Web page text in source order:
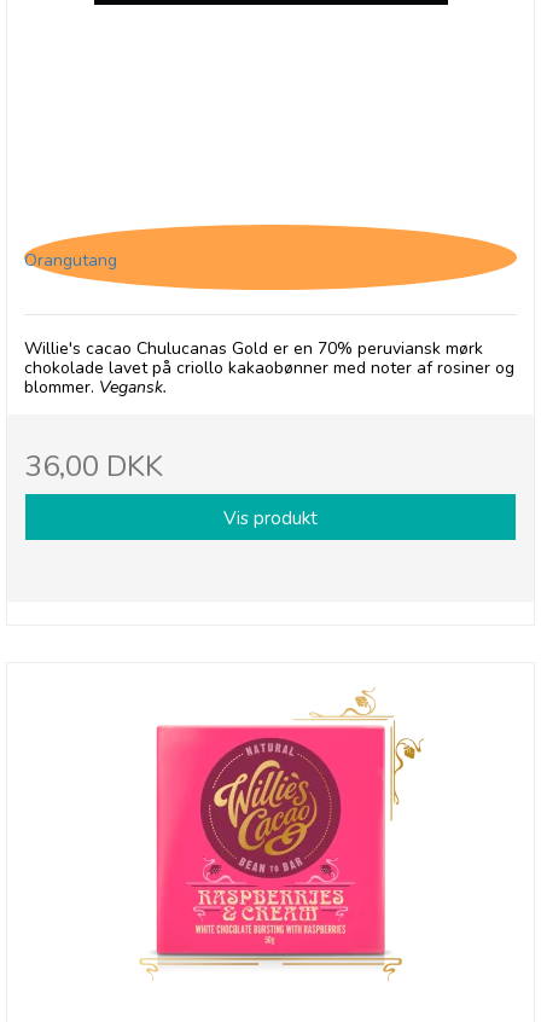
Orangutang
Willie's cacao Chulucanas Gold er en 70% peruviansk mørk
chokolade lavet på criollo kakaobønner med noter af rosiner og
blommer. Vegansk.
36,00 DKK
Vis produkt